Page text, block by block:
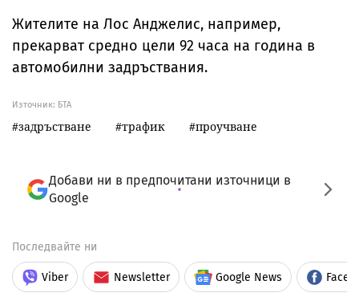
Жителите на Лос Анджелис, например,
прекарват средно цели 92 часа на година в
автомобилни задръствания.
Източник: БТА
задръстване трафик проучване
Добави ни в предпочитани източници в
Google
Последвайте ни
Viber Newsletter Google News